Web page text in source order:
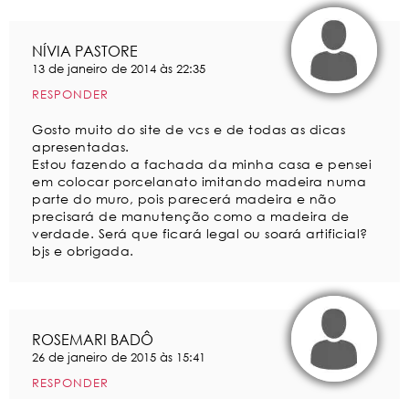
NÍVIA PASTORE
13 de janeiro de 2014 às 22:35
RESPONDER
Gosto muito do site de vcs e de todas as dicas
apresentadas.
Estou fazendo a fachada da minha casa e pensei
em colocar porcelanato imitando madeira numa
parte do muro, pois parecerá madeira e não
precisará de manutenção como a madeira de
verdade. Será que ficará legal ou soará artificial?
bjs e obrigada.
ROSEMARI BADÔ
26 de janeiro de 2015 às 15:41
RESPONDER